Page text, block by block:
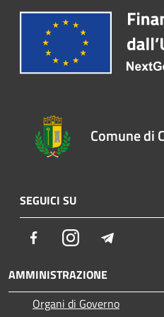
Comune di
SEGUICI SU
FacebookInstagram
AMMINISTRAZIONE
Organi di Governo